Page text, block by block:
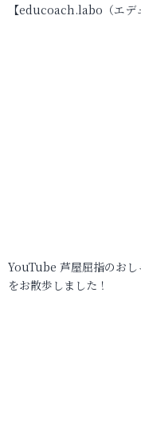
【educoach.labo（エデ
YouTube 芦屋屈指のおし
をお散歩しました！